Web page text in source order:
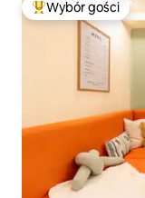
Najpopularniejsze
Wybór gości